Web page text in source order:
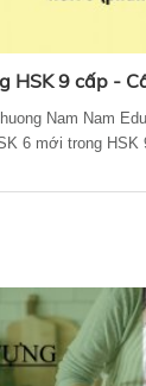
HSK 9 cấp -
Nam Nam
6 mới trong HSK